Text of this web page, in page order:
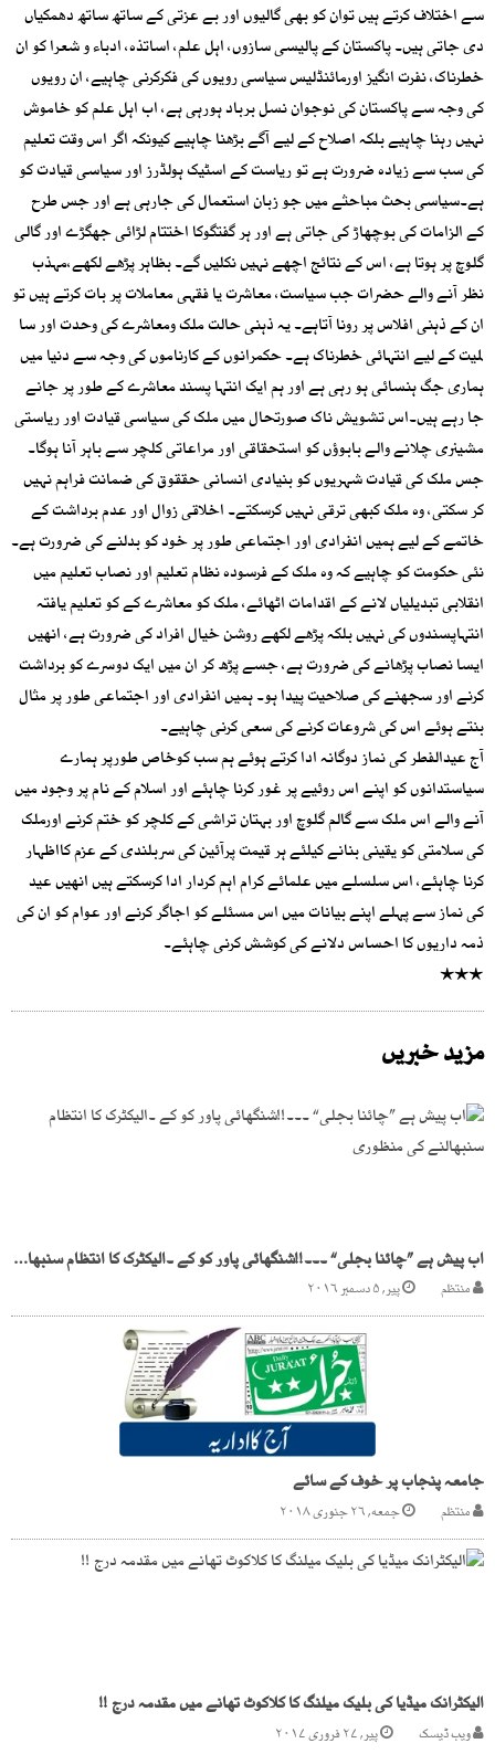
سے اختلاف کرتے ہیں توان کو بھی گالیوں اور بے عزتی کے ساتھ ساتھ دھمکیاں
دی جاتی ہیں۔ پاکستان کے پالیسی سازوں، اہل علم، اساتذہ، ادباء و شعرا کو ان
خطرناک، نفرت انگیز اورمائنڈلیس سیاسی رویوں کی فکرکرنی چاہیے، ان رویوں
کی وجہ سے پاکستان کی نوجوان نسل برباد ہورہی ہے، اب اہل علم کو خاموش
نہیں رہنا چاہیے بلکہ اصلاح کے لیے آگے بڑھنا چاہیے کیونکہ اگر اس وقت تعلیم
کی سب سے زیادہ ضرورت ہے تو ریاست کے اسٹیک ہولڈرز اور سیاسی قیادت کو
ہے۔سیاسی بحث مباحثے میں جو زبان استعمال کی جارہی ہے اور جس طرح
کے الزامات کی بوچھاڑ کی جاتی ہے اور ہر گفتگوکا اختتام لڑائی جھگڑے اور گالی
گلوچ پر ہوتا ہے، اس کے نتائج اچھے نہیں نکلیں گے۔ بظاہر پڑھے لکھے،مہذب
نظر آنے والے حضرات جب سیاست، معاشرت یا فقہی معاملات پر بات کرتے ہیں تو
ان کے ذہنی افلاس پر رونا آتاہے۔ یہ ذہنی حالت ملک ومعاشرے کی وحدت اور سا
لمیت کے لیے انتہائی خطرناک ہے۔ حکمرانوں کے کارناموں کی وجہ سے دنیا میں
ہماری جگ ہنسائی ہو رہی ہے اور ہم ایک انتہا پسند معاشرے کے طور پر جانے
جا رہے ہیں۔اس تشویش ناک صورتحال میں ملک کی سیاسی قیادت اور ریاستی
مشینری چلانے والے بابوؤں کو استحقاقی اور مراعاتی کلچر سے باہر آنا ہوگا۔
جس ملک کی قیادت شہریوں کو بنیادی انسانی حققوق کی ضمانت فراہم نہیں
کر سکتی، وہ ملک کبھی ترقی نہیں کرسکتے۔ اخلاقی زوال اور عدم برداشت کے
خاتمے کے لیے ہمیں انفرادی اور اجتماعی طور پر خود کو بدلنے کی ضرورت ہے۔
نئی حکومت کو چاہیے کہ وہ ملک کے فرسودہ نظام تعلیم اور نصاب تعلیم میں
انقلابی تبدیلیاں لانے کے اقدامات اٹھائے، ملک کو معاشرے کے کو تعلیم یافتہ
انتہاپسندوں کی نہیں بلکہ پڑھے لکھے روشن خیال افراد کی ضرورت ہے، انھیں
ایسا نصاب پڑھانے کی ضرورت ہے، جسے پڑھ کر ان میں ایک دوسرے کو برداشت
کرنے اور سجھنے کی صلاحیت پیدا ہو۔ ہمیں انفرادی اور اجتماعی طور پر مثال
بنتے ہوئے اس کی شروعات کرنے کی سعی کرنی چاہیے۔
آج عیدالفطر کی نماز دوگانہ ادا کرتے ہوئے ہم سب کوخاص طورپر ہمارے
سیاستدانوں کو اپنے اس روئیے پر غور کرنا چاہئے اور اسلام کے نام پر وجود میں
آنے والے اس ملک سے گالم گلوچ اور بہتان تراشی کے کلچر کو ختم کرنے اورملک
کی سلامتی کو یقینی بنانے کیلئے ہر قیمت پرآئین کی سربلندی کے عزم کااظہار
کرنا چاہئے، اس سلسلے میں علمائے کرام اہم کردار ادا کرسکتے ہیں انھیں عید
کی نماز سے پہلے اپنے بیانات میں اس مسئلے کو اجاگر کرنے اور عوام کو ان کی
ذمہ داریوں کا احساس دلانے کی کوشش کرنی چاہئے۔
٭٭٭
مزید خبریں
اب پیش ہے ”چائنا بجلی“ ۔۔۔!!شنگھائی پاور کو کے ۔الیکٹرک کا انتظام سنبھالنے کی منظوری
منتظم پیر, ۵ دسمبر ۲۰۱۶
جامعہ پنجاب پر خوف کے سائے
منتظم جمعه, ۲۶ جنوری ۲۰۱۸
الیکٹرانک میڈیا کی بلیک میلنگ کا کلاکوٹ تھانے میں مقدمہ درج !!
ویب ڈیسک پیر, ۲۷ فروری ۲۰۱۷